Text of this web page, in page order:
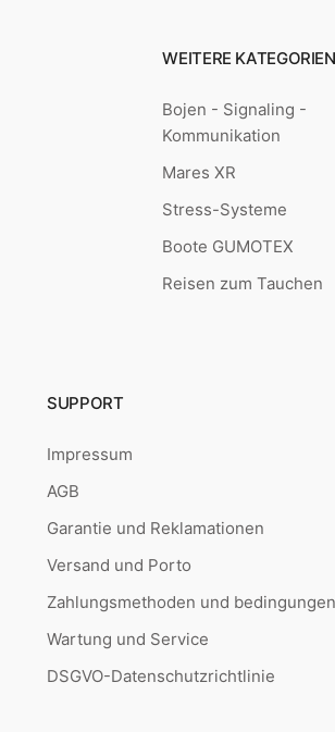
WEITERE KATEGORIEN
Bojen - Signaling -
Kommunikation
Mares XR
Stress-Systeme
Boote GUMOTEX
Reisen zum Tauchen
SUPPORT
Impressum
AGB
Garantie und Reklamationen
Versand und Porto
Zahlungsmethoden und bedingungen
Wartung und Service
DSGVO-Datenschutzrichtlinie